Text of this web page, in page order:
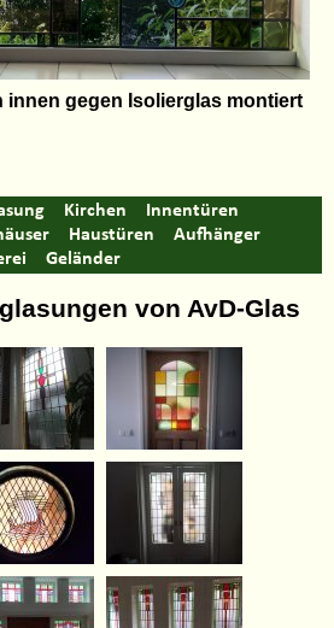
innen gegen Isolierglas montiert
Kirchen
Innentüren
Haustüren
Aufhänger
Geländer
von AvD-Glas